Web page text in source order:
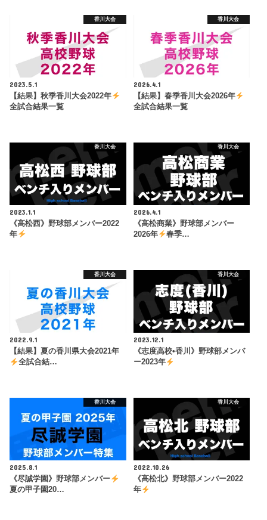
香川大会
2023.5.1
【結果】秋季香川大会2022年
全試合結果一覧
香川大会
2026.4.1
【結果】春季香川大会2026年
全試合結果一覧
香川大会
2023.1.1
《高松西》野球部メンバー2022
年
香川大会
2026.4.1
《高松商業》野球部メンバー
2026年
春季…
香川大会
2022.9.1
【結果】夏の香川県大会2021年
全試合結…
香川大会
2023.12.1
《志度高校•香川》野球部メンバ
ー2023年
香川大会
2025.8.1
《尽誠学園》野球部メンバー
夏の甲子園20…
香川大会
2022.10.26
《高松北》野球部メンバー2022
年